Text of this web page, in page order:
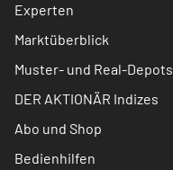
Experten
Marktüberblick
Muster- und Real-Depots
DER AKTIONÄR Indizes
Abo und Shop
Bedienhilfen